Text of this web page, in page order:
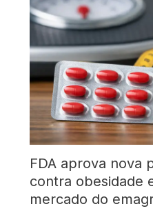
FDA aprova nova
contra obesidade
mercado do